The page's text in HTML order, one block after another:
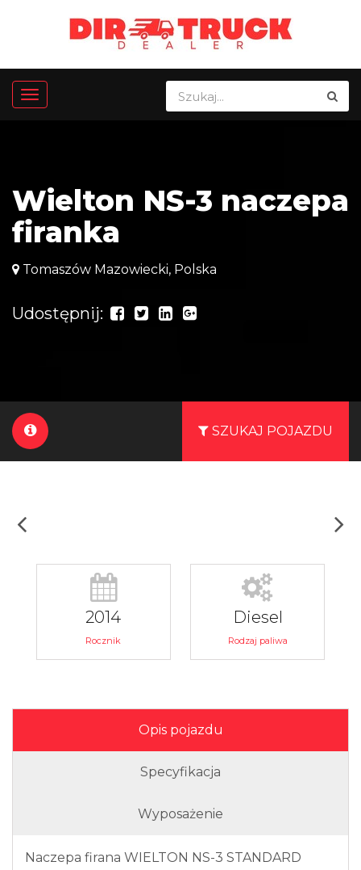
Wielton NS-3 naczepa
firanka
Tomaszów Mazowiecki, Polska
Udostępnij:
SZUKAJ POJAZDU
2014
Rocznik
Diesel
Rodzaj paliwa
Opis pojazdu
Specyfikacja
Wyposażenie
Naczepa firana WIELTON NS-3 STANDARD